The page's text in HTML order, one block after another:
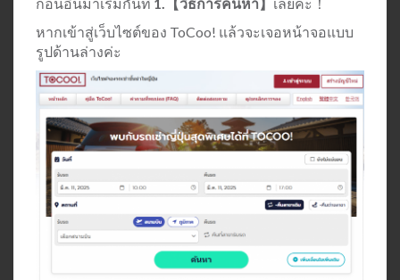
ก่อนอื่นมาเริ่มกันที่ 1.【วิธีการค้นหา】 เลยค่ะ！
หากเข้าสู่เว็บไซต์ของ ToCoo! แล้วจะเจอหน้าจอแบบ
รูปด้านล่างค่ะ